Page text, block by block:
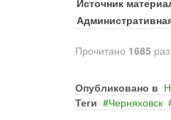
Источник
Прочитано 1685 раз
Опубликовано в
Теги
Черняховск